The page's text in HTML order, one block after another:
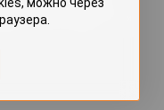
на портале
согласия редакции